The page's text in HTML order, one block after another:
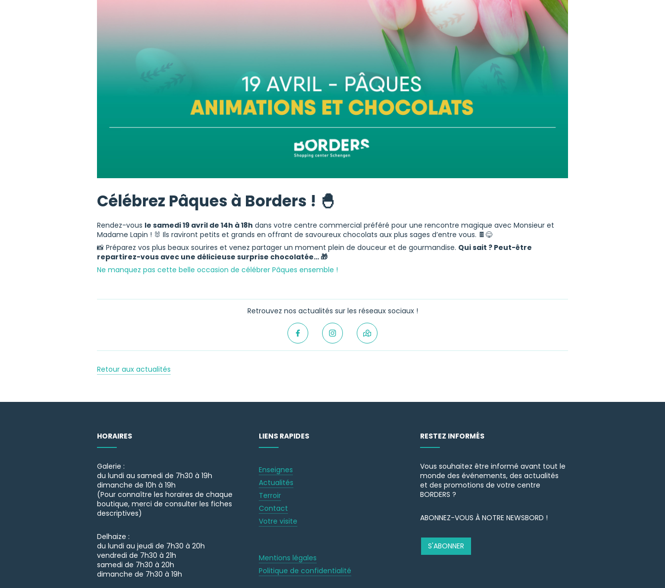
Célébrez Pâques à Borders ! 🐣
Rendez-vous le samedi 19 avril de 14h à 18h dans votre centre commercial préféré pour une rencontre magique avec Monsieur et
Madame Lapin ! 🐰 Ils raviront petits et grands en offrant de savoureux chocolats aux plus sages d’entre vous. 🍫😋
📸 Préparez vos plus beaux sourires et venez partager un moment plein de douceur et de gourmandise. Qui sait ? Peut-être
repartirez-vous avec une délicieuse surprise chocolatée… 🎁
Ne manquez pas cette belle occasion de célébrer Pâques ensemble !
Retrouvez nos actualités sur les réseaux sociaux !
Retour aux actualités
HORAIRES
Galerie :
du lundi au samedi de 7h30 à 19h
dimanche de 10h à 19h
(Pour connaître les horaires de chaque
boutique, merci de consulter les fiches
descriptives)
Delhaize :
du lundi au jeudi de 7h30 à 20h
vendredi de 7h30 à 21h
samedi de 7h30 à 20h
dimanche de 7h30 à 19h
LIENS RAPIDES
Enseignes
Actualités
Terroir
Contact
Votre visite
Mentions légales
Politique de confidentialité
RESTEZ INFORMÉS
Vous souhaitez être informé avant tout le
monde des événements, des actualités
et des promotions de votre centre
BORDERS ?
ABONNEZ-VOUS À NOTRE NEWSBORD !
S'ABONNER